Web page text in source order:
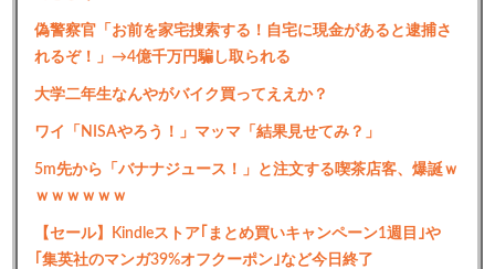
偽警察官「お前を家宅捜索する！自宅に現金があると逮捕さ
れるぞ！」→4億千万円騙し取られる
大学二年生なんやがバイク買ってええか？
ワイ「NISAやろう！」マッマ「結果見せてみ？」
5m先から「バナナジュース！」と注文する喫茶店客、爆誕ｗ
ｗｗｗｗｗｗ
【セール】Kindleストア｢まとめ買いキャンペーン1週目｣や
｢集英社のマンガ39%オフクーポン｣など今日終了